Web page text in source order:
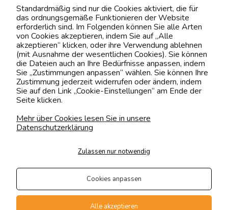
Kontaktiere uns!
0151 12200811
shop@yourhouse24.eu
Mo. - Fr. 07:00-15:00
Transportarten
Der Versand erfolgt per
private Spedition
Geprüfte Präsenz
Standardmäßig sind nur die Cookies aktiviert, die für
das ordnungsgemäße Funktionieren der Website
erforderlich sind. Im Folgenden können Sie alle Arten
von Cookies akzeptieren, indem Sie auf „Alle
akzeptieren“ klicken, oder ihre Verwendung ablehnen
(mit Ausnahme der wesentlichen Cookies). Sie können
die Dateien auch an Ihre Bedürfnisse anpassen, indem
Sie „Zustimmungen anpassen“ wählen. Sie können Ihre
Zustimmung jederzeit widerrufen oder ändern, indem
Sie auf den Link „Cookie-Einstellungen“ am Ende der
Seite klicken.
Mehr über Cookies lesen Sie in unsere
Datenschutzerklärung
Zulassen nur notwendig
Cookies anpassen
Alle akzeptieren